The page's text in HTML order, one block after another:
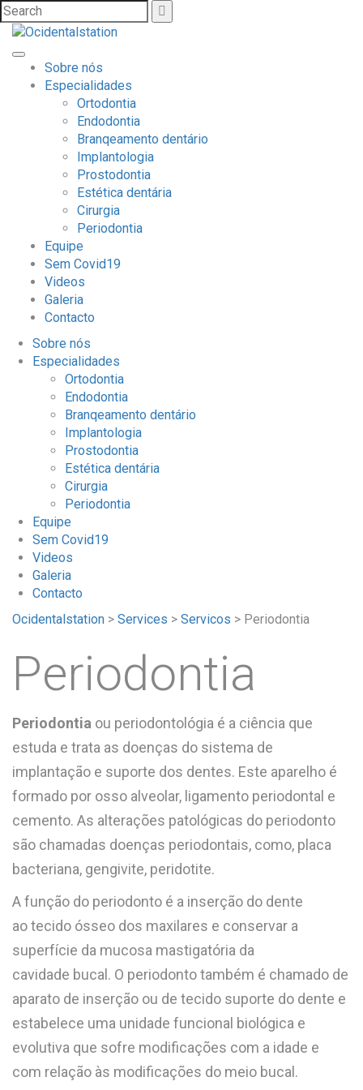
Sobre nós
Especialidades
Ortodontia
Endodontia
Branqeamento dentário
Implantologia
Prostodontia
Estética dentária
Cirurgia
Periodontia
Equipe
Sem Covid19
Videos
Galeria
Contacto
Sobre nós
Especialidades
Ortodontia
Endodontia
Branqeamento dentário
Implantologia
Prostodontia
Estética dentária
Cirurgia
Periodontia
Equipe
Sem Covid19
Videos
Galeria
Contacto
Ocidentalstation > Services > Servicos > Periodontia
Periodontia
Periodontia ou periodontológia é a ciência que
estuda e trata as doenças do sistema de
implantação e suporte dos dentes. Este aparelho é
formado por osso alveolar, ligamento periodontal e
cemento. As alterações patológicas do periodonto
são chamadas doenças periodontais, como, placa
bacteriana, gengivite, peridotite.
A função do periodonto é a inserção do dente
ao tecido ósseo dos maxilares e conservar a
superfície da mucosa mastigatória da
cavidade bucal. O periodonto também é chamado de
aparato de inserção ou de tecido suporte do dente e
estabelece uma unidade funcional biológica e
evolutiva que sofre modificações com a idade e
com relação às modificações do meio bucal.